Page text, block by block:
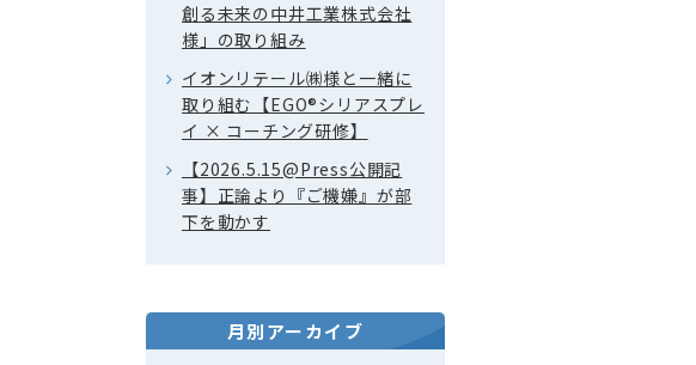
創る未来の中井工業株式会社
様」の取り組み
イオンリテール㈱様と一緒に
取り組む【EGO®シリアスプレ
イ × コーチング研修】
【2026.5.15@Press公開記
事】正論より『ご機嫌』が部
下を動かす
月別アーカイブ